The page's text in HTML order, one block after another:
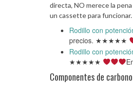
directa, NO merece la
un cassette para
Rodillo con
precios. ★★★★★
Rodillo con
★★★★★
Componentes de